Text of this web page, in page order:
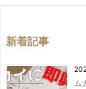
新着記事
ム